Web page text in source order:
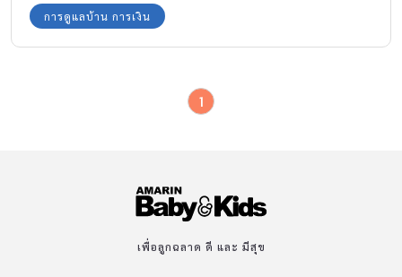
การดูแลบ้าน การเงิน
1
เพื่อลูกฉลาด ดี และ มีสุข